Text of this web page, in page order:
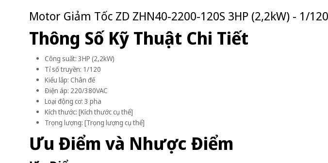
Motor Giảm Tốc ZD ZHN40-2200-120S 3HP (2,2kW) - 1/120
Thông Số Kỹ Thuật Chi Tiết
Công suất: 3HP (2,2kW)
Tỉ số truyền: 1/120
Kiểu lắp: Chân đế
Điện áp: 220/380VAC
Loại động cơ: 3 pha
Kích thước: [Kích thước cụ thể]
Trọng lượng: [Trọng lượng cụ thể]
Ưu Điểm và Nhược Điểm